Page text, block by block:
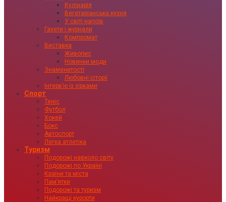
Кулінарія
Вегетаріанська кухня
У світі напоїв
Газети і журнали
Компромат
Виставка
Живопис
Новинки моди
Знаменитості
Любовні історії
Інтервʼю із зірками
Спорт
Теніс
Футбол
Хокей
Бокс
Автоспорт
Легка атлетіка
Туризм
Подорожі навколо світу
Подорожі по Україні
Країни та міста
Пам’ятки
Подорожі та туризм
Найкращі курорти